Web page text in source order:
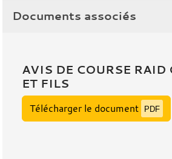
Documents associés
AVIS DE COURSE RAID
ET FILS
Télécharger le document PDF